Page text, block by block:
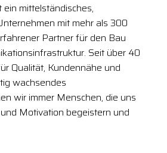
ein mittelständisches,
mit mehr als 300
Partner für den Bau
Seit über 40
Qualität, Kundennähe und
wachsendes
wir immer Menschen, die uns
Motivation begeistern und